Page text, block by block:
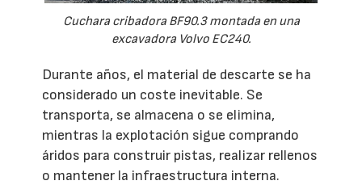
Cuchara cribadora BF90.3 montada en una
excavadora Volvo EC240.
Durante años, el material de descarte se ha
considerado un coste inevitable. Se
transporta, se almacena o se elimina,
mientras la explotación sigue comprando
áridos para construir pistas, realizar rellenos
o mantener la infraestructura interna.